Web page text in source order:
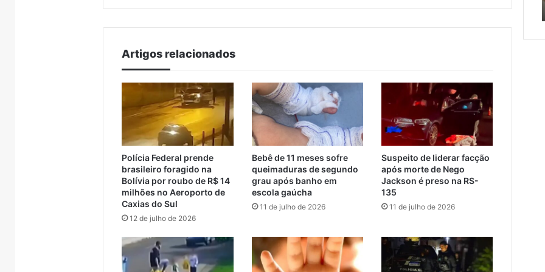
Artigos relacionados
Polícia Federal prende
brasileiro foragido na
Bolívia por roubo de R$ 14
milhões no Aeroporto de
Caxias do Sul
12 de julho de 2026
Bebê de 11 meses sofre
queimaduras de segundo
grau após banho em
escola gaúcha
11 de julho de 2026
Suspeito de liderar facção
após morte de Nego
Jackson é preso na RS-
135
11 de julho de 2026
contratação
da obra
emresgatados em Canoas
entre
Encantado